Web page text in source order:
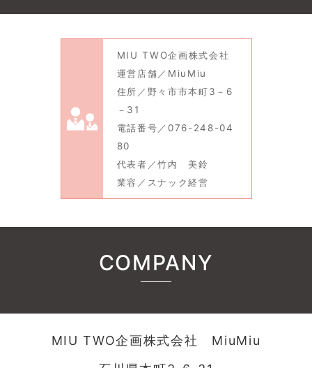
MIU TWO企画株式会社
運営店舗／MiuⅯiu
住所／野々市市本町3－6
－31
電話番号／076-248-04
80
代表者／竹内 美鈴
業容／スナック経営
COMPANY
MIU TWO企画株式会社 MiuMiu